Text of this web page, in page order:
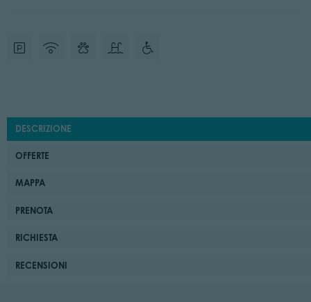
DESCRIZIONE
OFFERTE
MAPPA
PRENOTA
RICHIESTA
RECENSIONI